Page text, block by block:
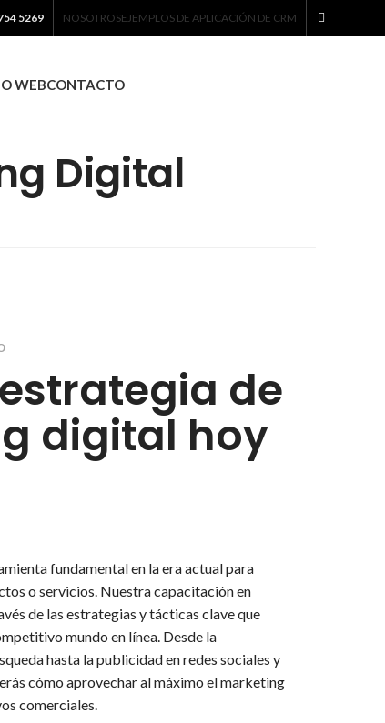
5269 NOSOTROSEJEMPLOS DE APLICACIÓN DE CRM
WEBCONTACTO
Digital
de
digital hoy
fundamental en la era actual para
o servicios. Nuestra capacitación en
de las estrategias y tácticas clave que
mundo en línea. Desde la
hasta la publicidad en redes sociales y
cómo aprovechar al máximo el marketing
comerciales.